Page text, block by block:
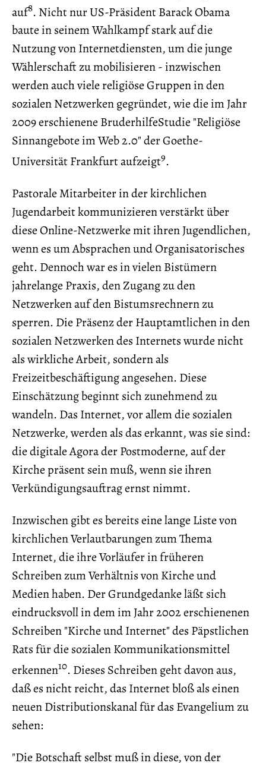
auf8. Nicht nur US-Präsident Barack Obama
baute in seinem Wahlkampf stark auf die
Nutzung von Internetdiensten, um die junge
Wählerschaft zu mobilisieren - inzwischen
werden auch viele religiöse Gruppen in den
sozialen Netzwerken gegründet, wie die im Jahr
2009 erschienene BruderhilfeStudie "Religiöse
Sinnangebote im Web 2.0" der Goethe-
Universität Frankfurt aufzeigt9.
Pastorale Mitarbeiter in der kirchlichen
Jugendarbeit kommunizieren verstärkt über
diese Online-Netzwerke mit ihren Jugendlichen,
wenn es um Absprachen und Organisatorisches
geht. Dennoch war es in vielen Bistümern
jahrelange Praxis, den Zugang zu den
Netzwerken auf den Bistumsrechnern zu
sperren. Die Präsenz der Hauptamtlichen in den
sozialen Netzwerken des Internets wurde nicht
als wirkliche Arbeit, sondern als
Freizeitbeschäftigung angesehen. Diese
Einschätzung beginnt sich zunehmend zu
wandeln. Das Internet, vor allem die sozialen
Netzwerke, werden als das erkannt, was sie sind:
die digitale Agora der Postmoderne, auf der
Kirche präsent sein muß, wenn sie ihren
Verkündigungsauftrag ernst nimmt.
Inzwischen gibt es bereits eine lange Liste von
kirchlichen Verlautbarungen zum Thema
Internet, die ihre Vorläufer in früheren
Schreiben zum Verhältnis von Kirche und
Medien haben. Der Grundgedanke läßt sich
eindrucksvoll in dem im Jahr 2002 erschienenen
Schreiben "Kirche und Internet" des Päpstlichen
Rats für die sozialen Kommunikationsmittel
erkennen10. Dieses Schreiben geht davon aus,
daß es nicht reicht, das Internet bloß als einen
neuen Distributionskanal für das Evangelium zu
sehen:
"Die Botschaft selbst muß in diese, von der